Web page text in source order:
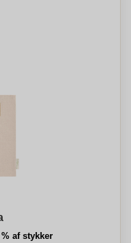
af stykker